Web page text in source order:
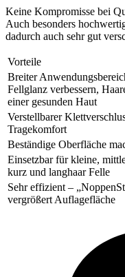
Keine Kompromisse bei
Auch besonders
dadurch auch sehr gut
Vorteile
Breiter
Fellglanz verbessern,
einer gesunden Haut
Verstellbarer
Tragekomfort
Beständige Oberfläche
Einsetzbar für kleine,
kurz und langhaar Felle
Sehr effizient –
vergrößert Auflagefläche